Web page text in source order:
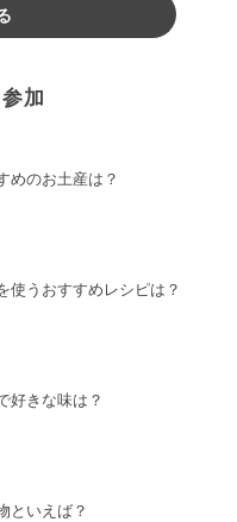
加
めのお土産は？
使うおすすめレシピは？
好きな味は？
といえば？